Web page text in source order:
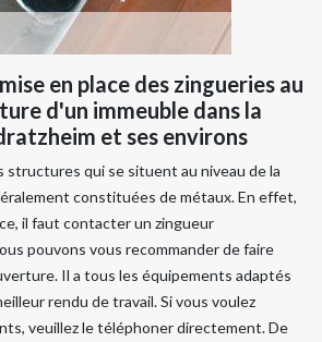
en place des zingueries au
d'un immeuble dans la
et ses environs
structures qui se situent au niveau de la
constituées de métaux. En effet,
il faut contacter un zingueur
pouvons vous recommander de faire
Il a tous les équipements adaptés
rendu de travail. Si vous voulez
veuillez le téléphoner directement. De